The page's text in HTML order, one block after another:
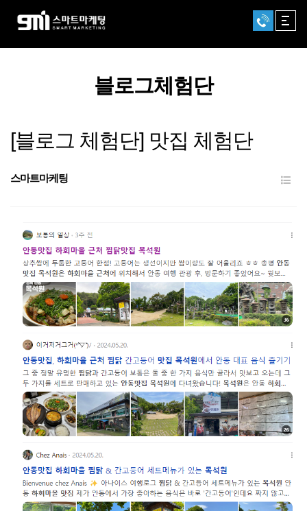
GNB
블로그체험단
[블로그 체험단] 맛집 체험단
스마트마케팅